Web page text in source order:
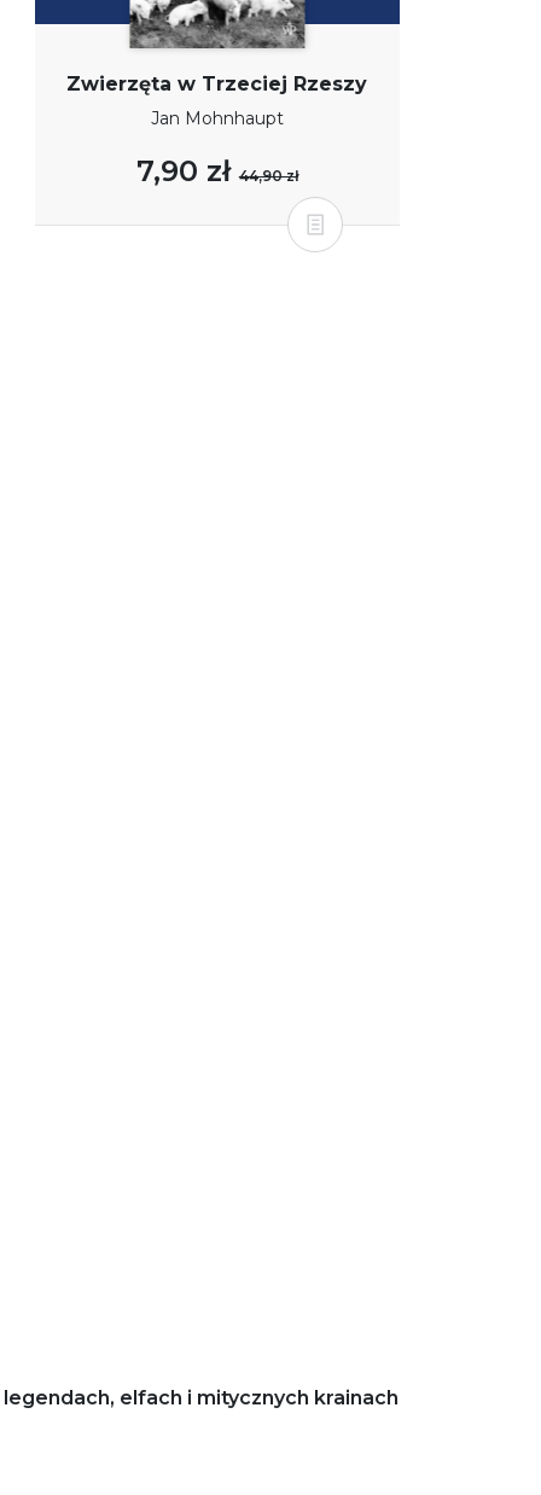
Zwierzęta w Trzeciej Rzeszy
Jan Mohnhaupt
7,90 zł44,90 zł
elfach i mitycznych krainach